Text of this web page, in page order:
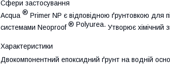
Сфери застосування
Acqua ® Primer NP є відповідною ґрунтовкою для
системами Neoproof ® Polyurea. Утворює хімічний
Характеристики
Двокомпонентний епоксидний ґрунт на водній